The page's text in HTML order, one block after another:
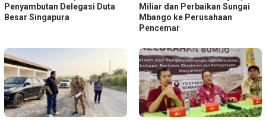
Penyambutan Delegasi Duta
Besar Singapura
Miliar dan Perbaikan Sungai
Mbango ke Perusahaan
Pencemar